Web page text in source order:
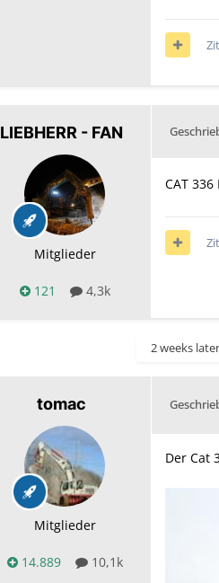
LIEBHERR - FAN
Mitglieder
121 4,3k
CAT 336
2 weeks
tomac
Mitglieder
14.889 10,1k
Der Cat